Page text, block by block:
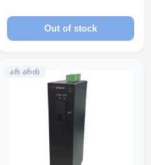
Out of stock
ᲐᲠ ᲐᲠᲘᲡ